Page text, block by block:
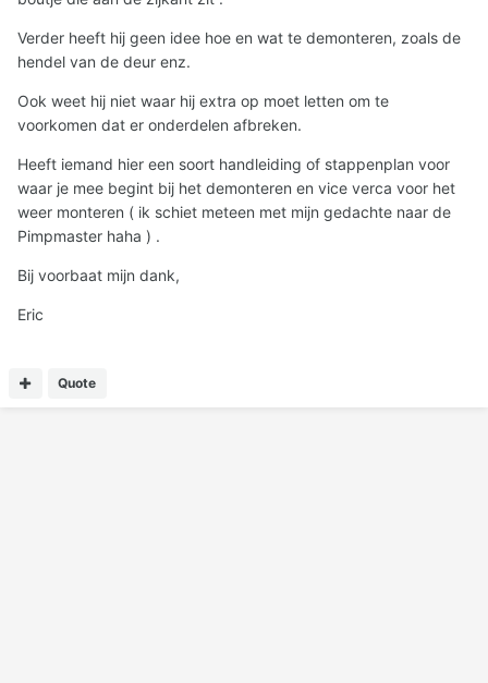
Verder heeft hij geen idee hoe en wat te demonteren, zoals de
hendel van de deur enz.
Ook weet hij niet waar hij extra op moet letten om te
voorkomen dat er onderdelen afbreken.
Heeft iemand hier een soort handleiding of stappenplan voor
waar je mee begint bij het demonteren en vice verca voor het
weer monteren ( ik schiet meteen met mijn gedachte naar de
Pimpmaster haha ) .
Bij voorbaat mijn dank,
Eric
Quote